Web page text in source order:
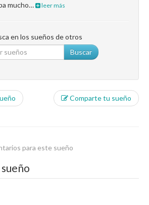
mucho…
leer más
en los sueños de otros
Buscar
Comparte tu sueño
para este sueño